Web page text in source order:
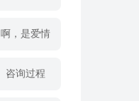
啊，是爱情
咨询过程